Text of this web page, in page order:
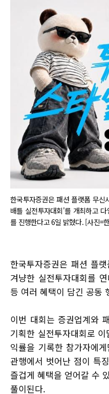
한국투자증권은 패션 플랫폼 무
배틀 실전투자대회'를 개최하고
를 진행한다고 6일 밝혔다. [사진=
한국투자증권은 패션 플
겨냥한 실전투자대회를
등 여러 혜택이 담긴 공동
이번 대회는 증권업계와
기획한 실전투자대회로
익률을 기록한 참가자에
관행에서 벗어난 점이 특
즐겁게 혜택을 얻어갈 수
풀이된다.